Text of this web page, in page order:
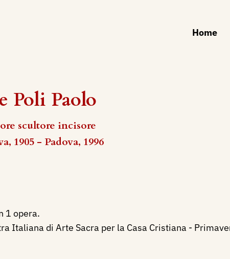
Home
Poli Paolo
scultore incisore
1905 - Padova, 1996
1 opera.
Italiana di Arte Sacra per la Casa Cristiana -